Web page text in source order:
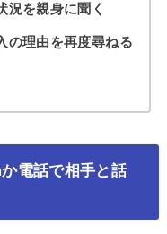
況を親身に聞く
の理由を再度尋ねる
電話で相手と話